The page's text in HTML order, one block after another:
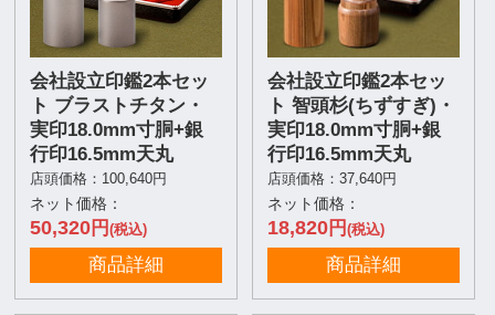
会社設立印鑑2本セッ
ト ブラストチタン・
実印18.0mm寸胴+銀
行印16.5mm天丸
店頭価格：100,640円
ネット価格：
50,320円(税込)
商品詳細
会社設立印鑑2本セッ
ト 智頭杉(ちずすぎ)・
実印18.0mm寸胴+銀
行印16.5mm天丸
店頭価格：37,640円
ネット価格：
18,820円 (税込)
商品詳細